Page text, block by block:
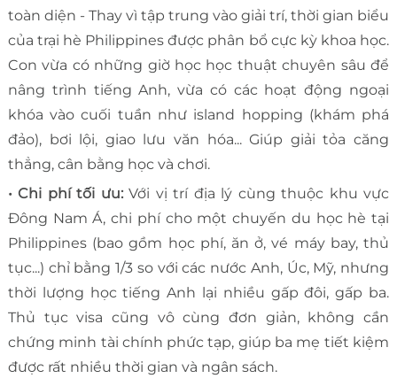
toàn diện - Thay vì tập trung vào giải trí, thời gian biểu
của trại hè Philippines được phân bổ cực kỳ khoa học.
Con vừa có những giờ học học thuật chuyên sâu để
nâng trình tiếng Anh, vừa có các hoạt động ngoại
khóa vào cuối tuần như island hopping (khám phá
đảo), bơi lội, giao lưu văn hóa... Giúp giải tỏa căng
thẳng, cân bằng học và chơi.
• Chi phí tối ưu:Với vị trí địa lý cùng thuộc khu vực
Đông Nam Á, chi phí cho một chuyến du học hè tại
Philippines (bao gồm học phí, ăn ở, vé máy bay, thủ
tục...) chỉ bằng 1/3 so với các nước Anh, Úc, Mỹ, nhưng
thời lượng học tiếng Anh lại nhiều gấp đôi, gấp ba.
Thủ tục visa cũng vô cùng đơn giản, không cần
chứng minh tài chính phức tạp, giúp ba mẹ tiết kiệm
được rất nhiều thời gian và ngân sách.